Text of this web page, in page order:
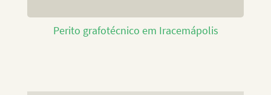
Perito grafotécnico em Iracemápolis